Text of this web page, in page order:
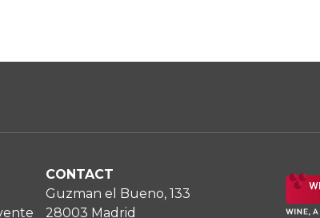
CONTACT
Guzman el Bueno, 133
28003 Madrid